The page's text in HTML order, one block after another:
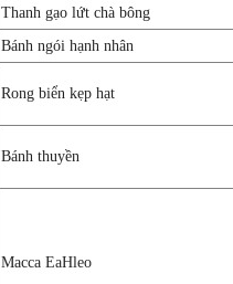
Thanh gạo lứt chà bông
Bánh ngói hạnh nhân
Rong biển kẹp hạt
Bánh thuyền
Macca EaHleo